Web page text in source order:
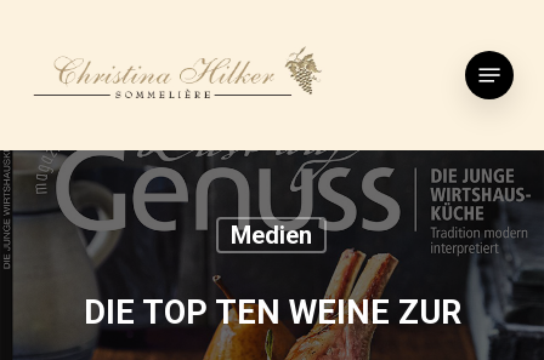
Menu
Medien
DIE TOP TEN WEINE ZUR